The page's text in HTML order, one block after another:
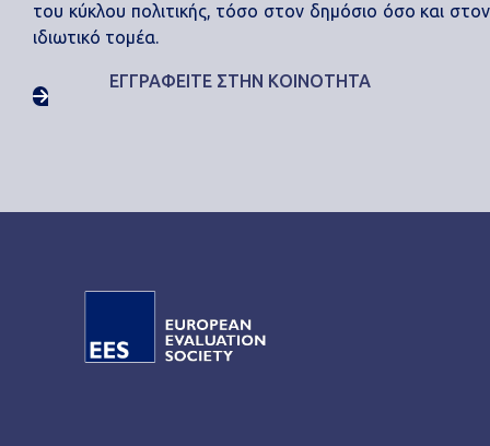
του κύκλου πολιτικής, τόσο στον δημόσιο όσο και στον
ιδιωτικό τομέα.
ΕΓΓΡΑΦΕΙΤΕ ΣΤΗΝ ΚΟΙΝΟΤΗΤΑ